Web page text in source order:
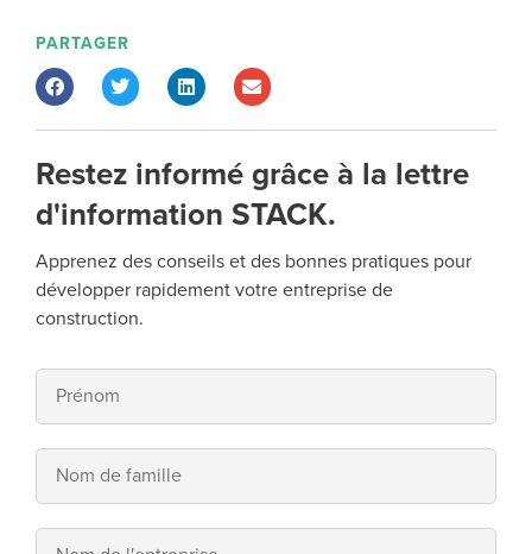
PARTAGER
Restez informé grâce à la lettre
d'information STACK.
Apprenez des conseils et des bonnes pratiques pour
développer rapidement votre entreprise de
construction.